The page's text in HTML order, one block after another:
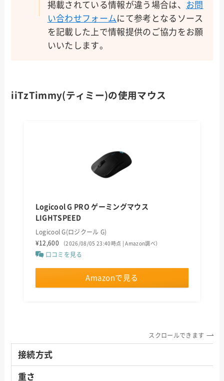
掲載されている情報が違う場合は、
お問
い合わせフォーム にて参考となるソース
を記載した上で情報提供のご協力をお願
いいたします。
iiTzTimmy(ティミー)の使用マウス
Logicool G PRO ゲーミングマウス
LIGHTSPEED
Logicool G(ロジクール G)
¥12,600
（2026/08/05 23:40時点 | Amazon調べ）
口コミを見る
Amazonで見る
スクロールできます
接続方式
重さ